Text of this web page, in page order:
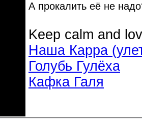
А прокалить её не
Keep calm and
Наша Карра
Голубь Гулёха
Кафка Галя